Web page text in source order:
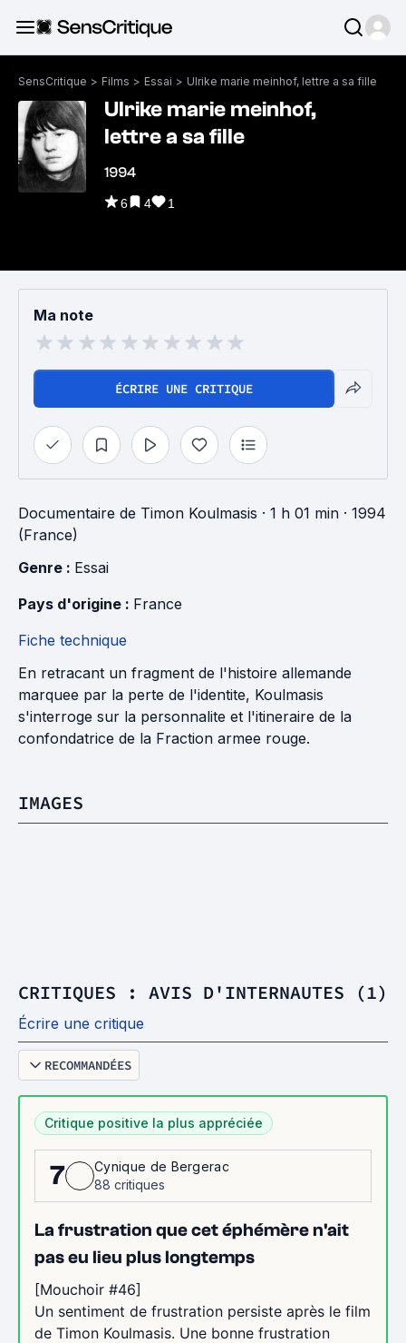
SensCritique > Films > Essai > Ulrike marie meinhof, lettre a sa fille
Ulrike marie meinhof,
lettre a sa fille
1994
6 4 1
Ma note
ÉCRIRE UNE CRITIQUE
Documentaire de Timon Koulmasis · 1 h 01 min · 1994
(France)
Genre : Essai
Pays d'origine : France
Fiche technique
En retracant un fragment de l'histoire allemande
marquee par la perte de l'identite, Koulmasis
s'interroge sur la personnalite et l'itineraire de la
confondatrice de la Fraction armee rouge.
IMAGES
CRITIQUES : AVIS D'INTERNAUTES (1)
Écrire une critique
RECOMMANDÉES
Critique positive la plus appréciée
7
Cynique de Bergerac
88 critiques
La frustration que cet éphémère n'ait
pas eu lieu plus longtemps
[Mouchoir #46]
Un sentiment de frustration persiste après le film
de Timon Koulmasis. Une bonne frustration